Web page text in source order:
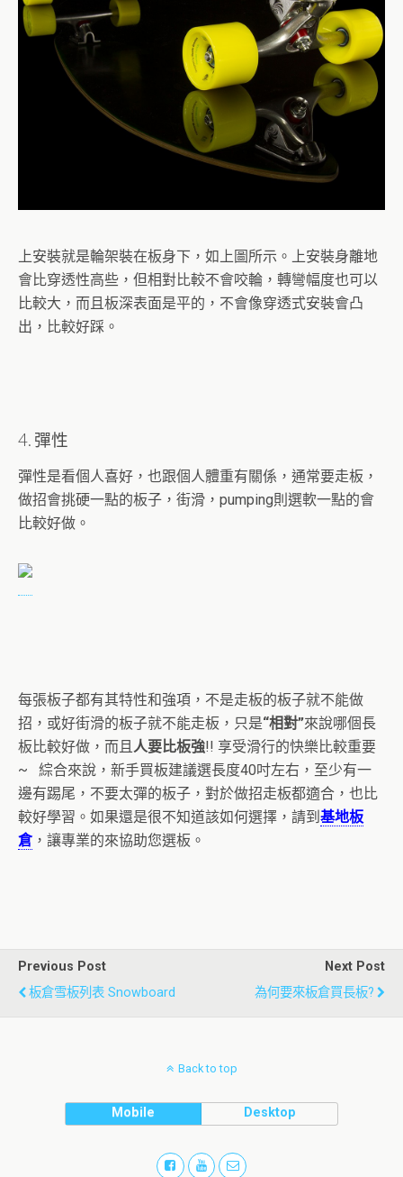
上安裝就是輪架裝在板身下，如上圖所示。上安裝身離地
會比穿透性高些，但相對比較不會咬輪，轉彎幅度也可以
比較大，而且板深表面是平的，不會像穿透式安裝會凸
出，比較好踩。
4. 彈性
彈性是看個人喜好，也跟個人體重有關係，通常要走板，
做招會挑硬一點的板子，街滑，pumping則選軟一點的會
比較好做。
每張板子都有其特性和強項，不是走板的板子就不能做
招，或好街滑的板子就不能走板，只是“相對”來說哪個長
板比較好做，而且 人要比板強!! 享受滑行的快樂比較重要
~ 綜合來說，新手買板建議選長度40吋左右，至少有一
邊有踢尾，不要太彈的板子，對於做招走板都適合，也比
較好學習。如果還是很不知道該如何選擇，請到 基地板
倉 ，讓專業的來協助您選板。
Previous Post
板倉雪板列表 Snowboard
Next Post
為何要來板倉買長板?
Back to top
Mobile Desktop